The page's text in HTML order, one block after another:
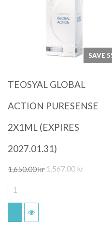
Quick View
SAVE
TEOSYAL GLOBAL
ACTION PURESENSE
2X1ML (EXPIRES
2027.01.31)
1,650.00kr Det
1,567.00 krDet